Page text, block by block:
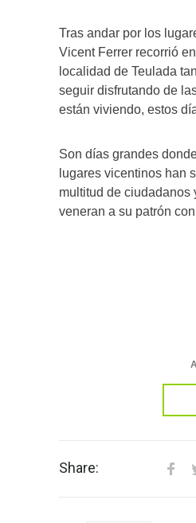
Tras andar por los
Vicent Ferrer recorrió
localidad de Teulada
seguir disfrutando de
están viviendo, estos
Son días grandes
lugares vicentinos han
multitud de ciudadanos
veneran a su patrón
Share: